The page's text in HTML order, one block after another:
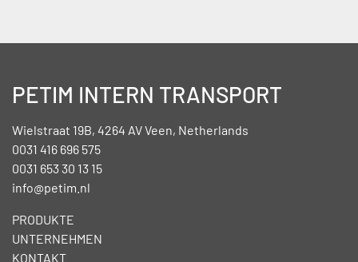
PETIM INTERN TRANSPORT
Wielstraat 19B, 4264 AV Veen, Netherlands
0031 416 696 575
0031 653 30 13 15
info@petim.nl
PRODUKTE
UNTERNEHMEN
KONTAKT